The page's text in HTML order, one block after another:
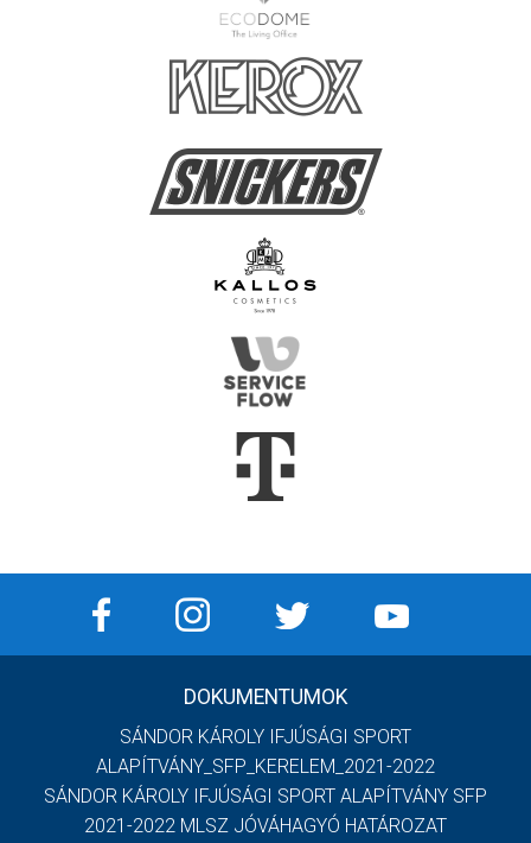
DOKUMENTUMOK
SÁNDOR KÁROLY IFJÚSÁGI SPORT
ALAPÍTVÁNY_SFP_KERELEM_2021-2022
SÁNDOR KÁROLY IFJÚSÁGI SPORT ALAPÍTVÁNY SFP
2021-2022 MLSZ JÓVÁHAGYÓ HATÁROZAT